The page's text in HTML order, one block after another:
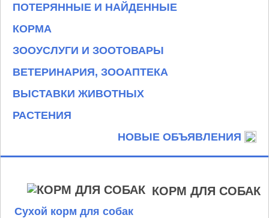
ПОТЕРЯННЫЕ И НАЙДЕННЫЕ
КОРМА
ЗООУСЛУГИ И ЗООТОВАРЫ
ВЕТЕРИНАРИЯ, ЗООАПТЕКА
ВЫСТАВКИ ЖИВОТНЫХ
РАСТЕНИЯ
НОВЫЕ ОБЪЯВЛЕНИЯ
КОРМ ДЛЯ СОБАК
Сухой корм для собак